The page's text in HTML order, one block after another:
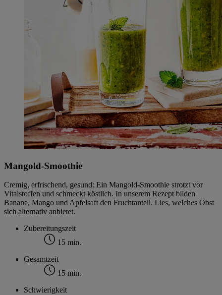
Mangold-Smoothie
Cremig, erfrischend, gesund: Ein Mangold-Smoothie strotzt vor
Vitalstoffen und schmeckt köstlich. In unserem Rezept bilden
Banane, Mango und Apfelsaft den Fruchtanteil. Lies, welches Obst
sich alternativ anbietet.
Zubereitungszeit
15 min.
Gesamtzeit
15 min.
Schwierigkeit